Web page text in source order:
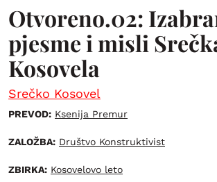
Otvoreno.02:
pjesme i misli
Kosovela
Srečko Kosovel
PREVOD: Ksenija Premur
ZALOŽBA: Društvo Konstruktivist
ZBIRKA: Kosovelovo leto